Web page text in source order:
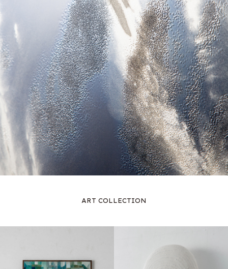
ART COLLECTION